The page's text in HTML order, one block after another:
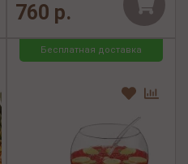
760 р.
Бесплатная доставка